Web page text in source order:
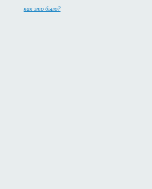
как это было?